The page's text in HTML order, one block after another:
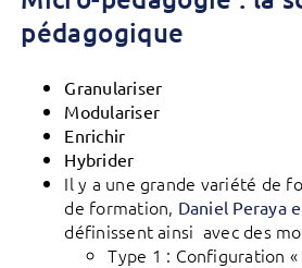
pédagogique
Granulariser
Modulariser
Enrichir
Hybrider
Il y a une grande variété de
de formation, Daniel Peraya
définissent ainsi avec des
Type 1 : Configuration